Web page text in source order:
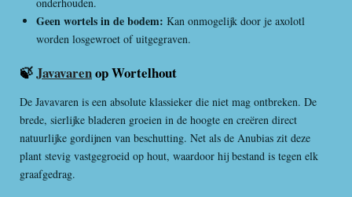
Geen wortels in de bodem: Kan onmogelijk door je axolotl
worden losgewroet of uitgegraven.
🍃Javavarenop Wortelhout
De Javavaren is een absolute klassieker die niet mag ontbreken. De
brede, sierlijke bladeren groeien in de hoogte en creëren direct
natuurlijke gordijnen van beschutting. Net als de Anubias zit deze
plant stevig vastgegroeid op hout, waardoor hij bestand is tegen elk
graafgedrag.